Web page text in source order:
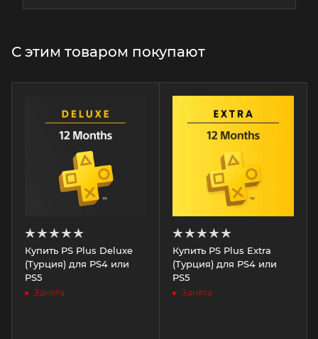
С этим товаром покупают
Купить PS Plus Deluxe
(Турция) для PS4 или
PS5
Занята
Купить PS Plus Extra
(Турция) для PS4 или
PS5
Занята